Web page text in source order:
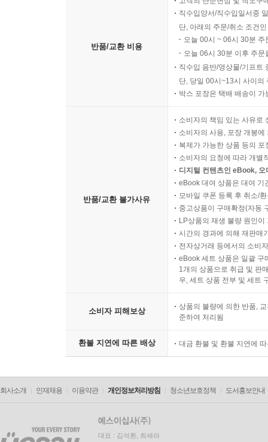
반품/교환 비용
직수입양서/직수입일서중
단, 아래의 주문/취소 조건
오늘 00시 ~ 06시 30분
오늘 06시 30분 이후 주
직수입 음반/영상물/기프트
단, 당일 00시~13시 사이의
박스 포장은 택배 배송이
반품/교환 불가사유
소비자의 책임 있는 사유로
소비자의 사용, 포장 개봉
복제가 가능한 상품 등의
소비자의 요청에 따라 개별
디지털 컨텐츠인 eBook,
eBook 대여 상품은 대여 기
모바일 쿠폰 등록 후 취소/
중고상품이 구매확정(자동
LP상품의 재생 불량 원인
시간의 경과에 의해 재판매
전자상거래 등에서의 소비
eBook 세트 상품은 일괄 구
1개의 상품으로 취급 및 판
우, 세트 상품 전부 및 세트
소비자 피해보상
상품의 불량에 의한 반품,
준하여 처리됨
환불 지연에 따른 배상 대금 환불 및 환불 지연에
회사소개 인재채용 이용약관 개인정보처리방침 청소년보호정책 도서홍보안내
대표 : 김석환, 최세라